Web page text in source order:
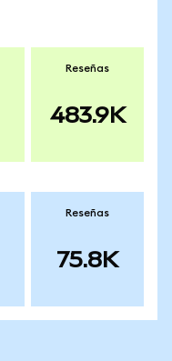
Reseñas
483.9K
Reseñas
75.8K